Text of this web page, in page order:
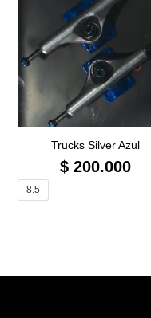
Trucks Silver Azul
$200.000
8.5